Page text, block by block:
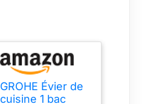
GROHE Évier de
cuisine 1 bac